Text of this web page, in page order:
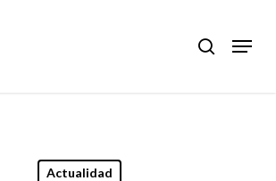
search
Menu
Actualidad
Close